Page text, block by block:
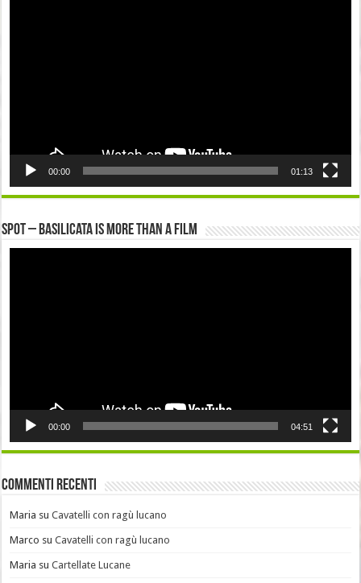
00:00 01:13
Spot – Basilicata is more than a Film
00:00 04:51
Commenti recenti
Maria suCavatelli con ragù lucano
Marco suCavatelli con ragù lucano
Maria suCartellate Lucane